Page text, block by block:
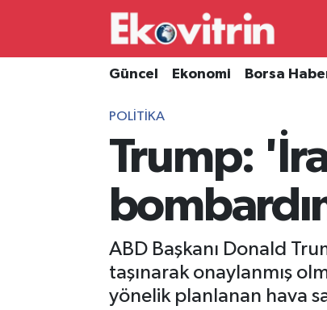
Güncel Ekonomi Borsa
POLITIKA
Trump:
ABD Başkanı Donald
taşınarak onaylanmış
yönelik planlanan hava
Güncel
Borsa Haberleri
Hava Durumu
Süper Lig Puan Durumu ve Fikstür
Tüm Manşetler
Son Dakika Haberleri
Haber Arşivi